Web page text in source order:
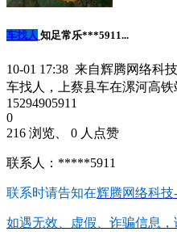
车找人 知足常乐***5911...
10-01 17:38 来自辉腾网络科
车找人，上蔡县车在漯河高
15294905911
0
216 浏览、 0 人点赞
联系人：*****5911
联系时请告知在辉腾网络科技
如遇无效、虚假、诈骗信息，